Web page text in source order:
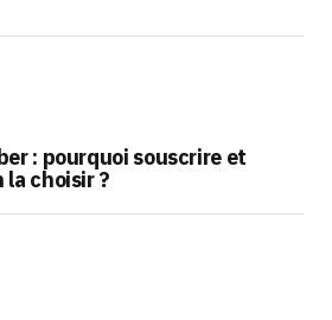
: pourquoi souscrire et
la choisir ?